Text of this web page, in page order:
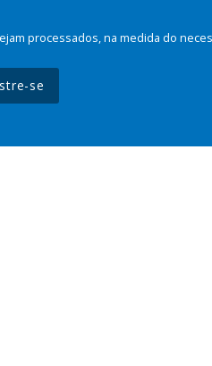
processados, na medida do
se